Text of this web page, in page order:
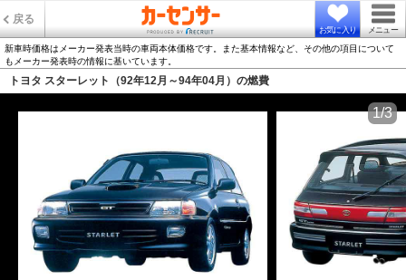
戻る
お気に入り メニュー
新車時価格はメーカー発表当時の車両本体価格です。また基本情報など、その他の項目について
もメーカー発表時の情報に基いています。
トヨタ スターレット（92年12月～94年04月）の燃費
1/3